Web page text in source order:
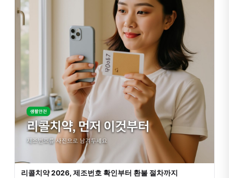
리콜치약 2026, 제조번호 확인부터 환불 절차까지